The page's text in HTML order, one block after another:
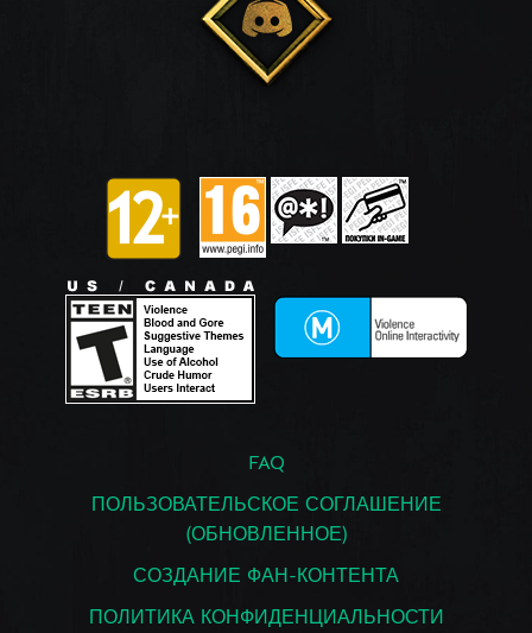
FAQ
ПОЛЬЗОВАТЕЛЬСКОЕ СОГЛАШЕНИЕ
(ОБНОВЛЕННОЕ)
СОЗДАНИЕ ФАН-КОНТЕНТА
ПОЛИТИКА КОНФИДЕНЦИАЛЬНОСТИ